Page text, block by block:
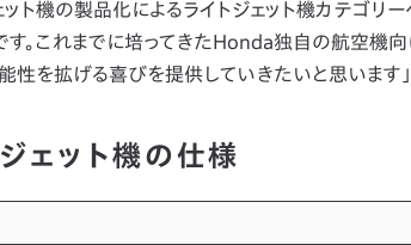
ット機の製品化によるライトジェット機カテゴ
す。これまでに培ってきたHonda独自の航空機
性を拡げる喜びを提供していきたいと思います」
ェット機の仕様